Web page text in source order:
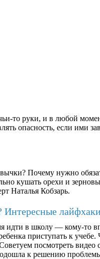
руки, и в любой
опасность, если ими
Почему нужно
кушать орехи и
Наталья Кобзарь.
Интересные лайфхаки
идти в школу — кому-то
приступать к учебе.
посмотреть
к решению